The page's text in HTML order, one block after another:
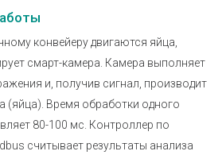
конвейеру двигаются яйца,
смарт-камера. Камера выполняет
и, получив сигнал, производит
(яйца). Время обработки одного
80-100 мс. Контроллер по
считывает результаты анализа